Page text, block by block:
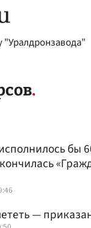
"Уралдронзавода"
бы
—